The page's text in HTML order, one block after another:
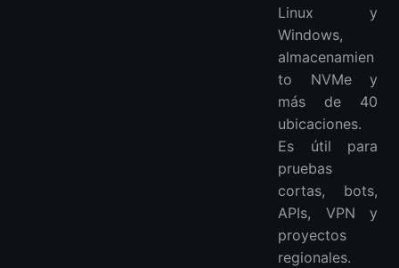
Linux y
Windows,
almacenamien
to NVMe y
más de 40
ubicaciones.
Es útil para
pruebas
cortas, bots,
APIs, VPN y
proyectos
regionales.